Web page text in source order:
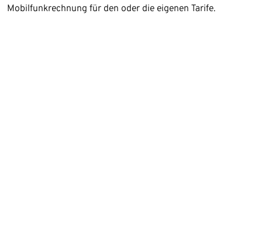
Mobilfunkrechnung für den oder die eigenen Tarife.